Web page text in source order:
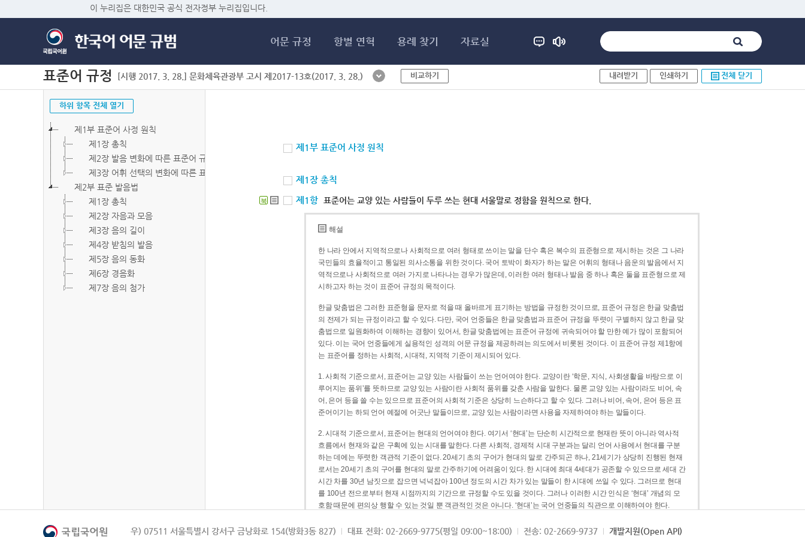
이 누리집은 대한민국 공식 전자정부 누리집입니다.
어문 규정 항별 연혁 용례 찾기 자료실
표준어 규정 [시행 2017. 3. 28.] 문화체육관광부 고시 제2017-13호(2017. 3. 28.) 비교하기 내려받기 인쇄하기 전체 닫기
하위 항목 전체 열기
제1부 표준어 사정 원칙
제1장 총칙
제2장 발음 변화에 따른 표준어 규정
제3장 어휘 선택의 변화에 따른 표준어 규정
제2부 표준 발음법
제1장 총칙
제2장 자음과 모음
제3장 음의 길이
제4장 받침의 발음
제5장 음의 동화
제6장 경음화
제7장 음의 첨가
제1부 표준어 사정 원칙
제1장 총칙
북 제1항 표준어는 교양 있는 사람들이 두루 쓰는 현대 서울말로 정함을 원칙으로 한다.
해설
한 나라 안에서 지역적으로나 사회적으로 여러 형태로 쓰이는 말을 단수 혹은 복수의 표준형으로 제시하는 것은 그 나라
국민들의 효율적이고 통일된 의사소통을 위한 것이다. 국어 토박이 화자가 하는 말은 어휘의 형태나 음운의 발음에서 지
역적으로나 사회적으로 여러 가지로 나타나는 경우가 많은데, 이러한 여러 형태나 발음 중 하나 혹은 둘을 표준형으로 제
시하고자 하는 것이 표준어 규정의 목적이다.
한글 맞춤법은 그러한 표준형을 문자로 적을 때 올바르게 표기하는 방법을 규정한 것이므로, 표준어 규정은 한글 맞춤법
의 전제가 되는 규정이라고 할 수 있다. 다만, 국어 언중들은 한글 맞춤법과 표준어 규정을 뚜렷이 구별하지 않고 한글 맞
춤법으로 일원화하여 이해하는 경향이 있어서, 한글 맞춤법에는 표준어 규정에 귀속되어야 할 만한 예가 많이 포함되어
있다. 이는 국어 언중들에게 실용적인 성격의 어문 규정을 제공하려는 의도에서 비롯된 것이다. 이 표준어 규정 제1항에
는 표준어를 정하는 사회적, 시대적, 지역적 기준이 제시되어 있다.
1. 사회적 기준으로서, 표준어는 교양 있는 사람들이 쓰는 언어여야 한다. 교양이란 ‘학문, 지식, 사회생활을 바탕으로 이
루어지는 품위’를 뜻하므로 교양 있는 사람이란 사회적 품위를 갖춘 사람을 말한다. 물론 교양 있는 사람이라도 비어, 속
어, 은어 등을 쓸 수는 있으므로 표준어의 사회적 기준은 상당히 느슨하다고 할 수 있다. 그러나 비어, 속어, 은어 등은 표
준어이기는 하되 언어 예절에 어긋난 말들이므로, 교양 있는 사람이라면 사용을 자제하여야 하는 말들이다.
2. 시대적 기준으로서, 표준어는 현대의 언어여야 한다. 여기서 ‘현대’는 단순히 시간적으로 현재란 뜻이 아니라 역사적
흐름에서 현재와 같은 구획에 있는 시대를 말한다. 다른 사회적, 경제적 시대 구분과는 달리 언어 사용에서 현대를 구분
하는 데에는 뚜렷한 객관적 기준이 없다. 20세기 초의 구어가 현대의 말로 간주되곤 하나, 21세기가 상당히 진행된 현재
로서는 20세기 초의 구어를 현대의 말로 간주하기에 어려움이 있다. 한 시대에 최대 4세대가 공존할 수 있으므로 세대 간
시간 차를 30년 남짓으로 잡으면 넉넉잡아 100년 정도의 시간 차가 있는 말들이 한 시대에 쓰일 수 있다. 그러므로 현대
를 100년 전으로부터 현재 시점까지의 기간으로 규정할 수도 있을 것이다. 그러나 이러한 시간 인식은 ‘현대’ 개념의 모
호함 때문에 편의상 행할 수 있는 것일 뿐 객관적인 것은 아니다. ‘현대’는 국어 언중들의 직관으로 이해하여야 한다.
3. 지역적 기준으로서, 표준어는 서울말이어야 한다. 이는 표준어의 공용어적 성격을 가장 크게 드러내 주는 기준이다.
우) 07511 서울특별시 강서구 금낭화로 154(방화3동 827) 대표 전화: 02-2669-9775(평일 09:00~18:00) 전송: 02-2669-9737 개발지원(Open API)